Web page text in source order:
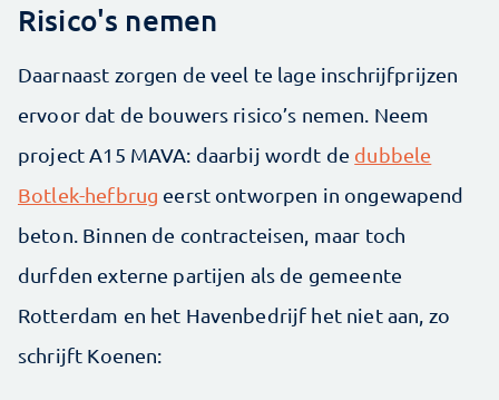
Risico's nemen
Daarnaast zorgen de veel te lage inschrijfprijzen
ervoor dat de bouwers risico’s nemen. Neem
project A15 MAVA: daarbij wordt de dubbele
Botlek-hefbrug eerst ontworpen in ongewapend
beton. Binnen de contracteisen, maar toch
durfden externe partijen als de gemeente
Rotterdam en het Havenbedrijf het niet aan, zo
schrijft Koenen: